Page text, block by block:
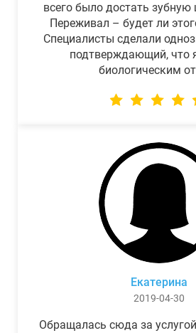
всего было достать зубную
Переживал – будет ли
Специалисты сделали
подтверждающий, что
биологическим
Екатерина
2019-04-30
Обращалась сюда за